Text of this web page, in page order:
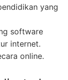
yang
software
internet.
online.